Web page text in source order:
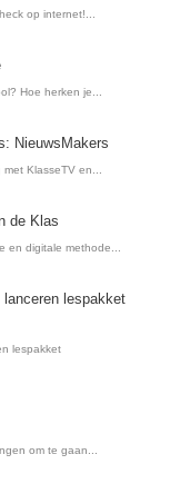
op internet!...
Hoe herken je...
NieuwsMakers
KlasseTV en...
de Klas
en digitale methode...
lespakket
lespakket
om te gaan...